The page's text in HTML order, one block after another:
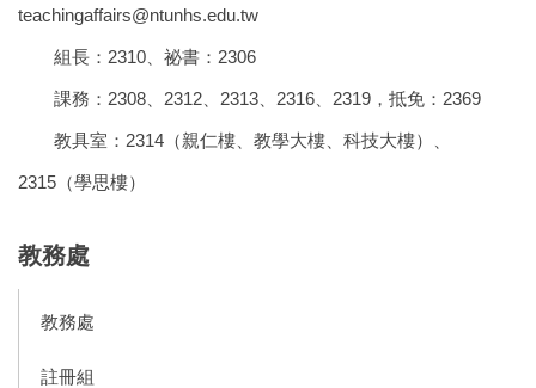
teachingaffairs@ntunhs.edu.tw
組長：2310、祕書：2306
課務：2308、2312、2313、2316、2319，抵免：2369
教具室：2314（親仁樓、教學大樓、科技大樓）、
2315（學思樓）
教務處
教務處
註冊組